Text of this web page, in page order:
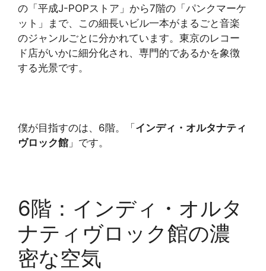
の「平成J-POPストア」から7階の「パンクマーケ
ット」まで、この細長いビル一本がまるごと音楽
のジャンルごとに分かれています。東京のレコー
ド店がいかに細分化され、専門的であるかを象徴
する光景です。
僕が目指すのは、6階。「インディ・オルタナティ
ヴロック館 」です。
6階：インディ・オルタ
ナティヴロック館の濃
密な空気